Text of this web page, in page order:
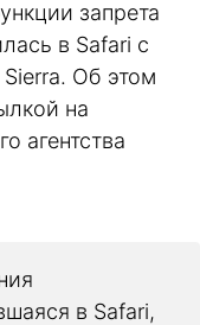
запрета
в Safari с
Об этом
на
агентства
в Safari,